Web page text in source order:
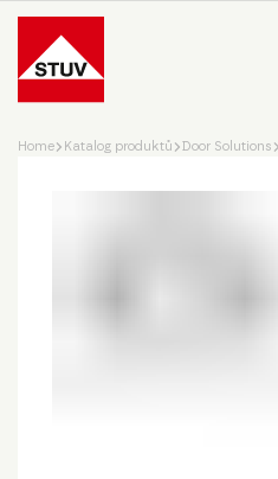
Go To the Homepage
Home Katalog produktů Door Solutions